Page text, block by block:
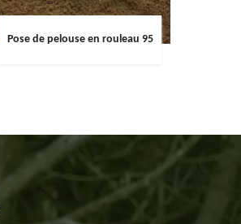
Pose de pelouse en rouleau 95